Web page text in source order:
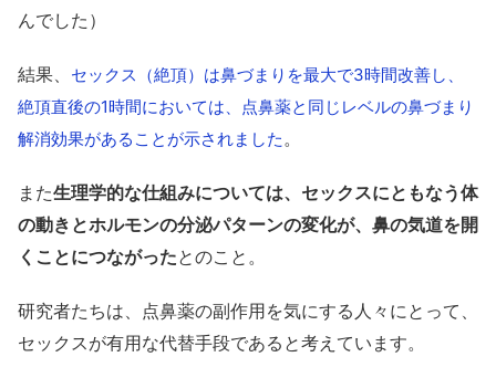
んでした）
結果、 セックス（絶頂）は鼻づまりを最大で3時間改善し、
絶頂直後の1時間においては、点鼻薬と同じレベルの鼻づまり
解消効果があることが示されました 。
また生理学的な仕組みについては、セックスにともなう体
の動きとホルモンの分泌パターンの変化が、鼻の気道を開
くことにつながったとのこと。
研究者たちは、点鼻薬の副作用を気にする人々にとって、
セックスが有用な代替手段であると考えています。